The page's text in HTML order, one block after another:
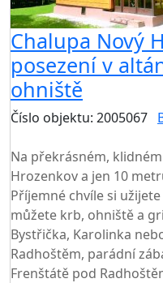
Chalupa Nový
posezení v
ohniště
Číslo objektu: 2005067
Na překrásném,
Hrozenkov a jen 10
Příjemné chvíle si
můžete krb, ohniště a
Bystřička, Karolinka
Radhoštěm, parádní
Frenštátě pod